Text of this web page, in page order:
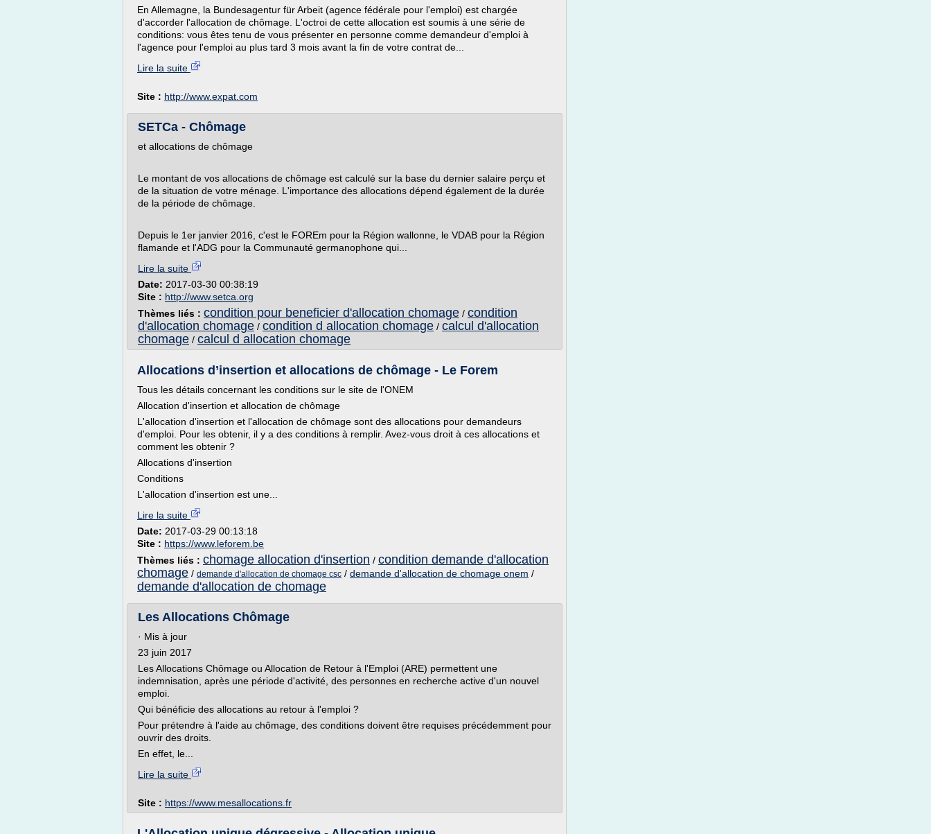
En Allemagne, la Bundesagentur für Arbeit (agence fédérale pour l'emploi) est chargée
d'accorder l'allocation de chômage. L'octroi de cette allocation est soumis à une série de
conditions: vous êtes tenu de vous présenter en personne comme demandeur d'emploi à
l'agence pour l'emploi au plus tard 3 mois avant la fin de votre contrat de...
Lire la suite
Site : http://www.expat.com
SETCa - Chômage
et allocations de chômage
Le montant de vos allocations de chômage est calculé sur la base du dernier salaire perçu et
de la situation de votre ménage. L'importance des allocations dépend également de la durée
de la période de chômage.
Depuis le 1er janvier 2016, c'est le FOREm pour la Région wallonne, le VDAB pour la Région
flamande et l'ADG pour la Communauté germanophone qui...
Lire la suite
Date: 2017-03-30 00:38:19
Site : http://www.setca.org
Thèmes liés : condition pour beneficier d'allocation chomage / condition
d'allocation chomage / condition d allocation chomage / calcul d'allocation
chomage / calcul d allocation chomage
Allocations d’insertion et allocations de chômage - Le Forem
Tous les détails concernant les conditions sur le site de l'ONEM
Allocation d'insertion et allocation de chômage
L'allocation d'insertion et l'allocation de chômage sont des allocations pour demandeurs
d'emploi. Pour les obtenir, il y a des conditions à remplir. Avez-vous droit à ces allocations et
comment les obtenir ?
Allocations d'insertion
Conditions
L'allocation d'insertion est une...
Lire la suite
Date: 2017-03-29 00:13:18
Site : https://www.leforem.be
Thèmes liés : chomage allocation d'insertion / condition demande d'allocation
chomage / demande d'allocation de chomage csc / demande d'allocation de chomage onem /
demande d'allocation de chomage
Les Allocations Chômage
· Mis à jour
23 juin 2017
Les Allocations Chômage ou Allocation de Retour à l'Emploi (ARE) permettent une
indemnisation, après une période d'activité, des personnes en recherche active d'un nouvel
emploi.
Qui bénéficie des allocations au retour à l'emploi ?
Pour prétendre à l'aide au chômage, des conditions doivent être requises précédemment pour
ouvrir des droits.
En effet, le...
Lire la suite
Site : https://www.mesallocations.fr